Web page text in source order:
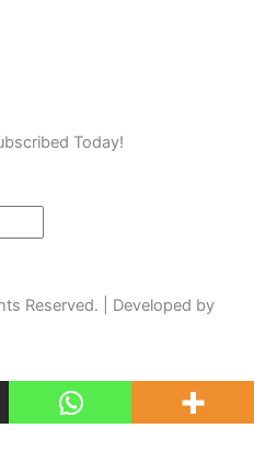
Today!
Reserved. | Developed by